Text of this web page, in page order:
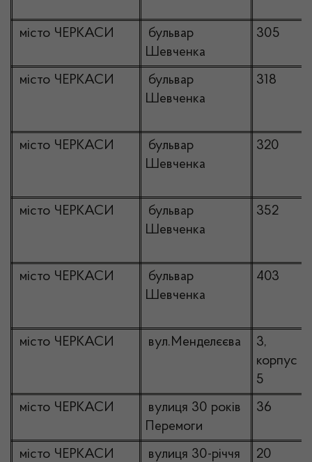
місто ЧЕРКАСИ
бульвар
Шевченка
305
місто ЧЕРКАСИ
бульвар
Шевченка
318
місто ЧЕРКАСИ
бульвар
Шевченка
320
місто ЧЕРКАСИ
бульвар
Шевченка
352
місто ЧЕРКАСИ
бульвар
Шевченка
403
місто ЧЕРКАСИ вул.Менделєєва
3,
корпус
5
місто ЧЕРКАСИ
вулиця 30 років
Перемоги
36
місто ЧЕРКАСИ
вулиця 30-річчя
20